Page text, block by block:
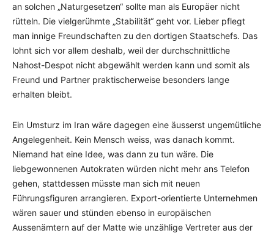
an solchen „Naturgesetzen“ sollte man als Europäer nicht
rütteln. Die vielgerühmte „Stabilität“ geht vor. Lieber pflegt
man innige Freundschaften zu den dortigen Staatschefs. Das
lohnt sich vor allem deshalb, weil der durchschnittliche
Nahost-Despot nicht abgewählt werden kann und somit als
Freund und Partner praktischerweise besonders lange
erhalten bleibt.
Ein Umsturz im Iran wäre dagegen eine äusserst ungemütliche
Angelegenheit. Kein Mensch weiss, was danach kommt.
Niemand hat eine Idee, was dann zu tun wäre. Die
liebgewonnenen Autokraten würden nicht mehr ans Telefon
gehen, stattdessen müsste man sich mit neuen
Führungsfiguren arrangieren. Export-orientierte Unternehmen
wären sauer und stünden ebenso in europäischen
Aussenämtern auf der Matte wie unzählige Vertreter aus der